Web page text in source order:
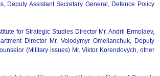
Deputy Assistant Secretary General, Defence Policy
for Strategic Studies Director Mr. Andrii Ermolaev,
Director Mr. Volodymyr Omelianchuk, Deputy
(Military issues) Mr. Viktor Korendovych, other